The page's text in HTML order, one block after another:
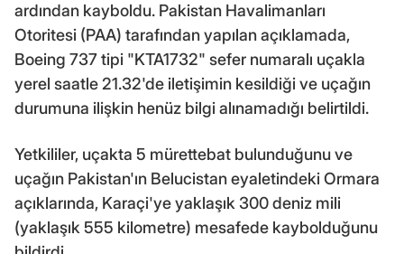
ardından kayboldu. Pakistan Havalimanları
Otoritesi (PAA) tarafından yapılan açıklamada,
Boeing 737 tipi "KTA1732" sefer numaralı uçakla
yerel saatle 21.32'de iletişimin kesildiği ve uçağın
durumuna ilişkin henüz bilgi alınamadığı belirtildi.
Yetkililer, uçakta 5 mürettebat bulunduğunu ve
uçağın Pakistan'ın Belucistan eyaletindeki Ormara
açıklarında, Karaçi'ye yaklaşık 300 deniz mili
(yaklaşık 555 kilometre) mesafede kaybolduğunu